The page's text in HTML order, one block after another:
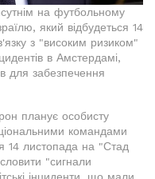
на футбольному
який відбудеться 14
з "високим ризиком"
в Амстердамі,
для забезпечення
планує особисту
командами
14 листопада на "Стад
"сигнали
інциденти, що мали